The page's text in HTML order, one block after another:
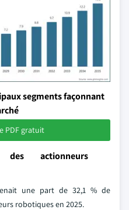
segments façonnant
PDF gratuit
des actionneurs
une part de 32,1 % de
robotiques en 2025.